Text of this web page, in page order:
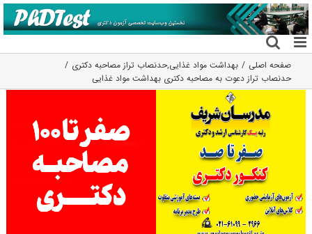
رفتن
به
محتوا
صفحه اصلی بهداشت مواد غذایی,حدنصاب تراز مصاحبه دکتری
حدنصاب تراز دعوت به مصاحبه دکتری بهداشت مواد غذایی